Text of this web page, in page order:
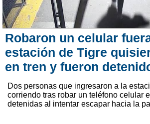
Robaron un celular
estación de Tigre
en tren y fueron
Dos personas que ingresaron a la
corriendo tras robar un teléfono celular
detenidas al intentar escapar hacia la